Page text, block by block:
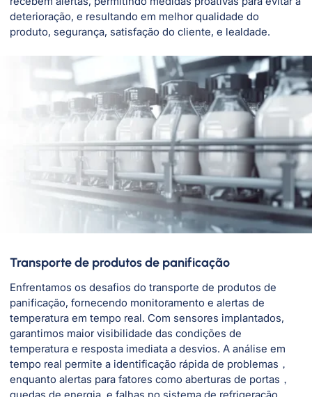
deterioração, e resultando em melhor qualidade do
produto, segurança, satisfação do cliente, e lealdade.
Transporte de produtos de panificação
Enfrentamos os desafios do transporte de produtos de
panificação, fornecendo monitoramento e alertas de
temperatura em tempo real. Com sensores implantados,
garantimos maior visibilidade das condições de
temperatura e resposta imediata a desvios. A análise em
tempo real permite a identificação rápida de problemas，
enquanto alertas para fatores como aberturas de portas，
quedas de energia, e falhas no sistema de refrigeração